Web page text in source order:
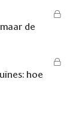
de
hoe